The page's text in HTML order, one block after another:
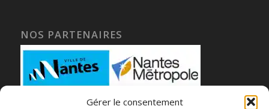
Gérer le consentement
NOS PARTENAIRES